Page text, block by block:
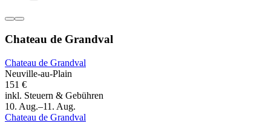
Chateau de Grandval
Chateau de Grandval
Neuville-au-Plain
151 €
inkl. Steuern & Gebühren
10. Aug.–11. Aug.
Chateau de Grandval